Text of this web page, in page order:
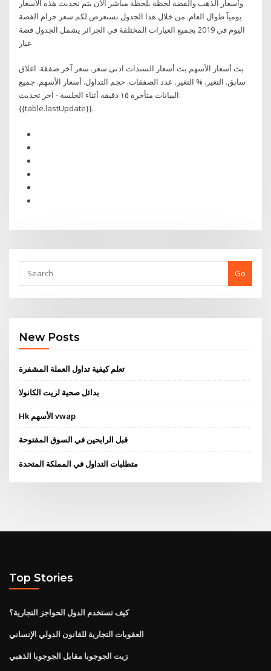
وأسعار الذهب والفضة لحظة بلحظة مباشر الأن يتم تحديث هذه الأسعار
يوميآ طوال العام. من خلال هذا الجدول نستعرض لكم سعر جرام الفضة
اليوم في 2019 بجميع العيارات المختلفة في الجزائر يشمل الجدول فضة
عيار
بث أسعار الأسهم بث أسعار السندات ادنى سعر. سعر آخر صفقة. اغلاق
سابق. التغير. % التغير. عدد الصفقات. حجم التداول. أسعار الأسهم. جميع
البيانات متأخرة ١٥ دقيقة أثناء الجلسة - آخر تحديث:
{{table.lastUpdate}}.
Go
New Posts
تعلم كيفية تداول العملة المشفرة
بدائل صحية لزيت الكانولا
Hk الأسهم vwap
قبل الرابحين في السوق المفتوحة
متطلبات التداول في المملكة المتحدة
Top Stories
كيف تستخدم الدول الحواجز التجارية؟
العقوبات التجارية للقانون الدولي الإنساني
زيت الجوجوبا مقابل الجوجوبا الذهبي